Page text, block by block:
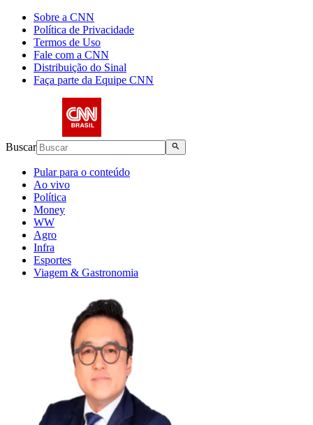
Sobre a CNN
Política de Privacidade
Termos de Uso
Fale com a CNN
Distribuição do Sinal
Faça parte da Equipe CNN
Buscar
Pular para o conteúdo
Ao vivo
Política
Money
WW
Agro
Infra
Esportes
Viagem & Gastronomia